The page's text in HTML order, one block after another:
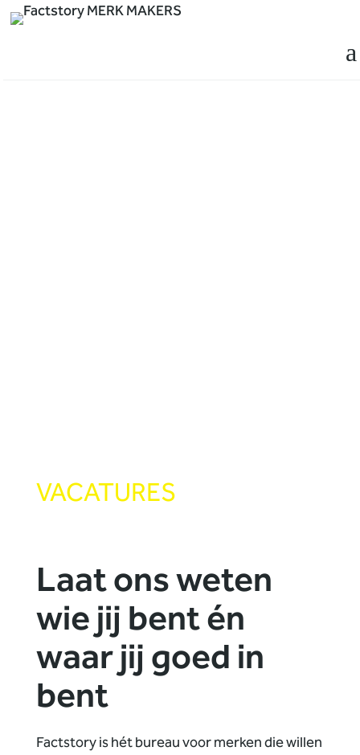
a
VACATURES
Laat ons weten
wie jij bent én
waar jij goed in
bent
Factstory is hét bureau voor merken die willen